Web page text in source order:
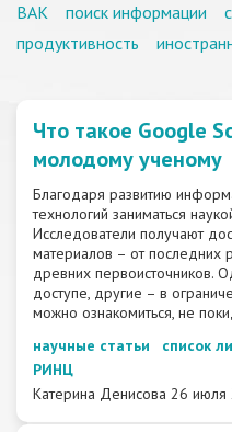
ВАК
поиск информации
продуктивность
Что такое Google
молодому ученому
Благодаря развитию
технологий заниматься
Исследователи получают
материалов – от последних
древних первоисточников.
доступе, другие – в
можно ознакомиться, не
научные статьи
список
РИНЦ
Катерина Денисова 26 июля